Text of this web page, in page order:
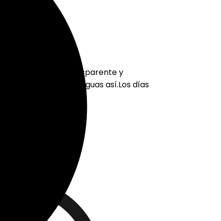
semi transparente y
tener un paraguas así.Los días